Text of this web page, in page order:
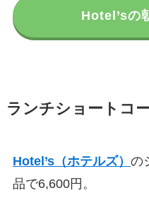
Hotel’sの
ランチショートコ
Hotel’s（ホテルズ） の
品で6,600円。